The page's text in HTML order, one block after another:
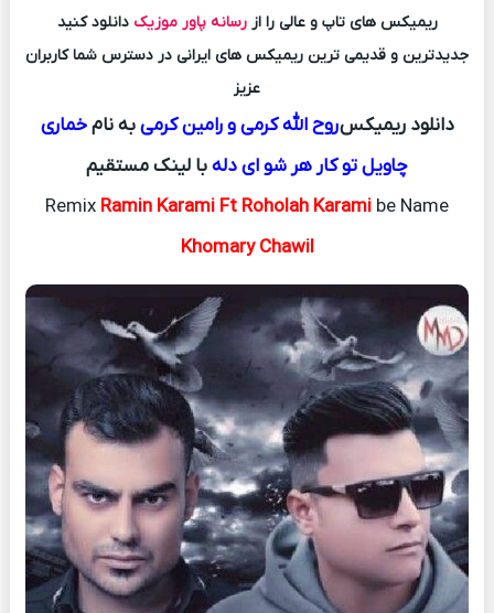
ریمیکس های تاپ و عالی را ازرسانه پاور موزیک دانلود کنید
جدیدترین و قدیمی ترین ریمیکس های ایرانی در دسترس شما کاربران
عزیز
دانلود ریمیکسروح الله کرمی و رامین کرمیبه نامخماری
چاویل تو کار هر شو ای دلهبا لینک مستقیم
Remix Ramin Karami Ft Roholah Karami be Name
Khomary Chawil